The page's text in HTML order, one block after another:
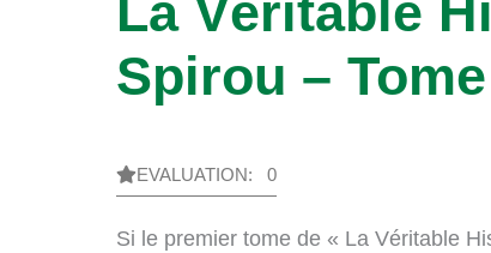
La Véritable
Spirou –
EVALUATION: 0
Si le premier tome de « La Véritable